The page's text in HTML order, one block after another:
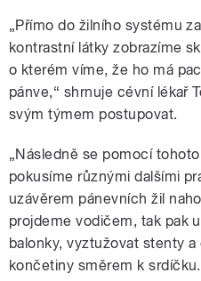
„Přímo do žilního systému
kontrastní látky zobrazíme
o kterém víme, že ho má
pánve,“ shrnuje cévní lékař
svým týmem postupovat.
„Následně se pomocí
pokusíme různými dalšími
uzávěrem pánevních žil
projdeme vodičem, tak pak
balonky, vyztužovat stenty
končetiny směrem k